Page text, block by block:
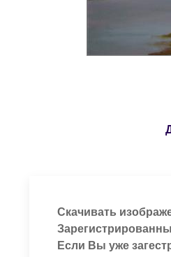
Скачивать
Если Вы уже